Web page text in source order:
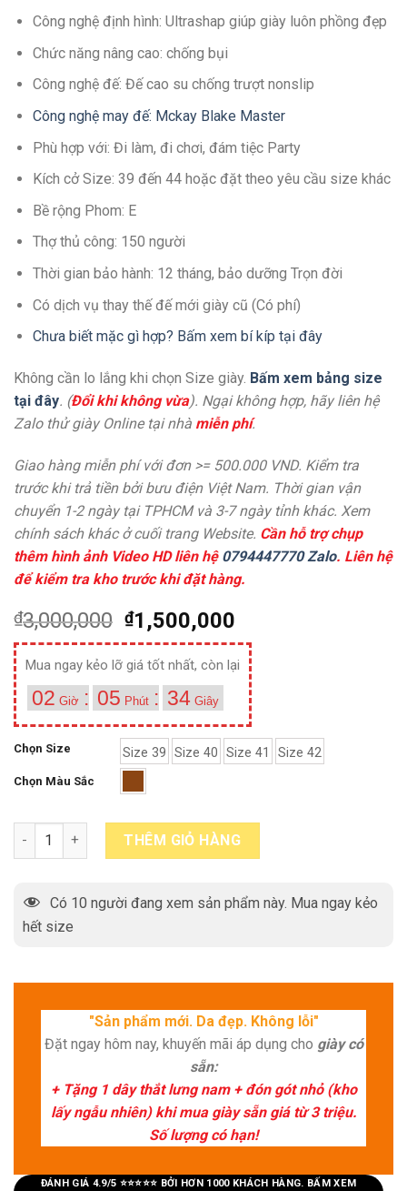
Công nghệ định hình: Ultrashap giúp giày luôn phồng đẹp
Chức năng nâng cao: chống bụi
Công nghệ đế: Đế cao su chống trượt nonslip
Công nghệ may đế: Mckay Blake Master
Phù hợp với: Đi làm, đi chơi, đám tiệc Party
Kích cở Size: 39 đến 44 hoặc đặt theo yêu cầu size khác
Bề rộng Phom: E
Thợ thủ công: 150 người
Thời gian bảo hành: 12 tháng, bảo dưỡng Trọn đời
Có dịch vụ thay thế đế mới giày cũ (Có phí)
Chưa biết mặc gì hợp? Bấm xem bí kíp tại đây
Không cần lo lắng khi chọn Size giày. Bấm xem bảng size
tại đây. (Đổi khi không vừa). Ngại không hợp, hãy liên hệ
Zalo thử giày Online tại nhà miễn phí.
Giao hàng miễn phí với đơn >= 500.000 VND. Kiểm tra
trước khi trả tiền bởi bưu điện Việt Nam. Thời gian vận
chuyển 1-2 ngày tại TPHCM và 3-7 ngày tỉnh khác. Xem
chính sách khác ở cuối trang Website. Cần hỗ trợ chụp
thêm hình ảnh Video HD liên hệ 0794447770 Zalo. Liên hệ
để kiểm tra kho trước khi đặt hàng.
₫3,000,000 ₫1,500,000
Mua ngay kẻo lỡ giá tốt nhất, còn lại
02 Giờ : 05 Phút : 34 Giây
Chọn Size Size 39 Size 40 Size 41 Size 42
Chọn Màu Sắc
Giày oxford da nam màu nâu phổ biến SU201S76 quantity
THÊM GIỎ HÀNG
Có 10 người đang xem sản phẩm này. Mua ngay kẻo
hết size
"Sản phẩm mới. Da đẹp. Không lỗi"
Đặt ngay hôm nay, khuyến mãi áp dụng cho giày có
sẵn:
+ Tặng 1 dây thắt lưng nam + đón gót nhỏ (kho
lấy ngẫu nhiên) khi mua giày sẵn giá từ 3 triệu.
Số lượng có hạn!
ĐÁNH GIÁ 4.9/5 ⭐⭐⭐⭐⭐ BỞI HƠN 1000 KHÁCH HÀNG. BẤM XEM